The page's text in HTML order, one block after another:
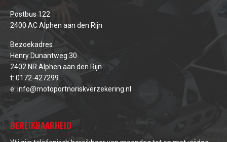
Postbus 122
2400 AC Alphen aan den Rijn
Bezoekadres
Henry Dunantweg 30
2402 NR Alphen aan den Rijn
t: 0172-427299
e: info@motoportnoriskverzekering.nl
BEREIKBAARHEID